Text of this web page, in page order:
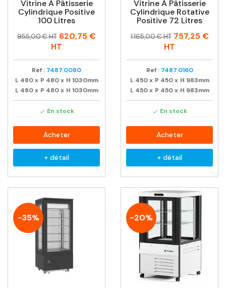
Vitrine À Pâtisserie
Cylindrique Positive
100 Litres
Prix
Prix
955,00 € HT 620,75 €
HT
Ref : 7487.0080
L 480 x P 480 x H 1030mm
L 480 x P 480 x H 1030mm
 En stock
Acheter
+ détail
Vitrine À Pâtisserie
Cylindrique Rotative
Positive 72 Litres
Prix
Prix
1 165,00 € HT 757,25 €
HT
Ref : 7487.0160
L 450 x P 450 x H 983mm
L 450 x P 450 x H 983mm
 En stock
Acheter
+ détail
-35% -20%